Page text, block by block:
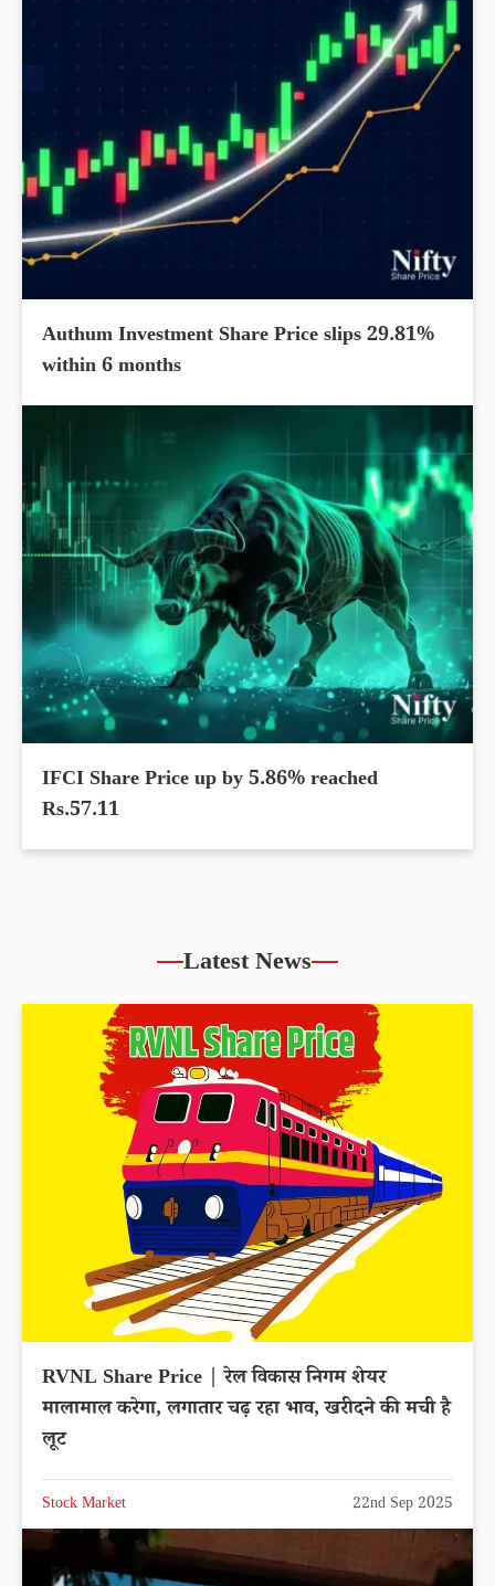
Authum Investment Share Price slips 29.81%
within 6 months
IFCI Share Price up by 5.86% reached
Rs.57.11
Latest News
RVNL Share Price | रेल विकास निगम शेयर
मालामाल करेगा, लगातार चढ़ रहा भाव, खरीदने की मची है
लूट
Stock Market 22nd Sep 2025